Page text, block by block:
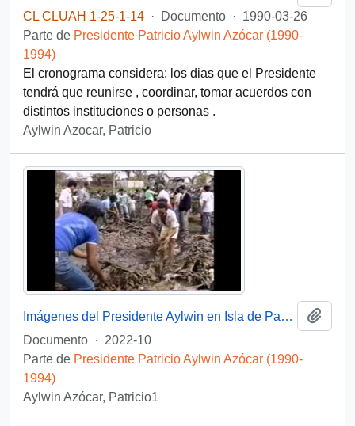
CL CLUAH 1-25-1-14 · Documento · 1990-03-26
Parte de Presidente Patricio Aylwin Azócar (1990-
1994)
El cronograma considera: los dias que el Presidente
tendrá que reunirse , coordinar, tomar acuerdos con
distintos instituciones o personas .
Aylwin Azocar, Patricio
Imágenes del Presidente Aylwin en Isla de Pascua: video
Documento · 2022-10
Parte de Presidente Patricio Aylwin Azócar (1990-
1994)
Aylwin Azócar, Patricio1